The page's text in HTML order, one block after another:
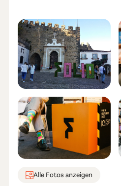
Alle Fotos anzeigen